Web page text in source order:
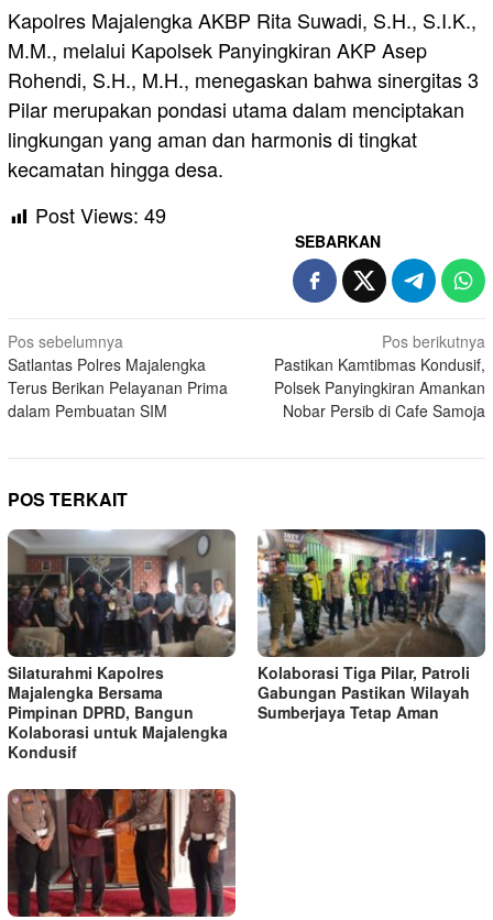
Kapolres Majalengka AKBP Rita Suwadi, S.H., S.I.K.,
M.M., melalui Kapolsek Panyingkiran AKP Asep
Rohendi, S.H., M.H., menegaskan bahwa sinergitas 3
Pilar merupakan pondasi utama dalam menciptakan
lingkungan yang aman dan harmonis di tingkat
kecamatan hingga desa.
Post Views: 49
SEBARKAN
Navigasi
pos
Pos sebelumnya
Satlantas Polres Majalengka
Terus Berikan Pelayanan Prima
dalam Pembuatan SIM
Pos berikutnya
Pastikan Kamtibmas Kondusif,
Polsek Panyingkiran Amankan
Nobar Persib di Cafe Samoja
POS TERKAIT
Silaturahmi Kapolres
Majalengka Bersama
Pimpinan DPRD, Bangun
Kolaborasi untuk Majalengka
Kondusif
Kolaborasi Tiga Pilar, Patroli
Gabungan Pastikan Wilayah
Sumberjaya Tetap Aman